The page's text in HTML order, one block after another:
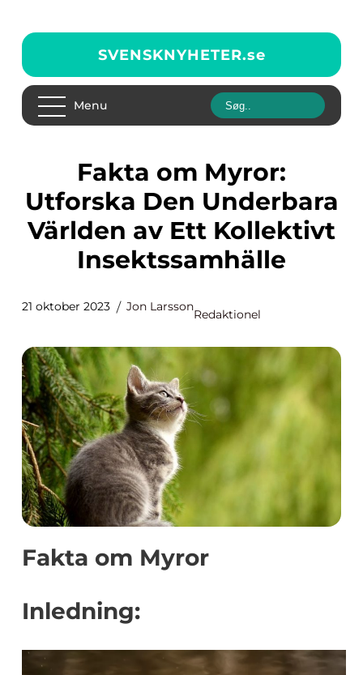
SVENSKNYHETER.se
Menu
Fakta om Myror:
Utforska Den Underbara
Världen av Ett Kollektivt
Insektssamhälle
21 oktober 2023 Jon Larsson
Redaktionel
Fakta om Myror
Inledning: